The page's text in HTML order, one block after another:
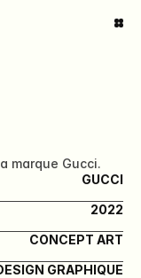
marque Gucci.
GUCCI
2022
CONCEPT ART
GRAPHIQUE